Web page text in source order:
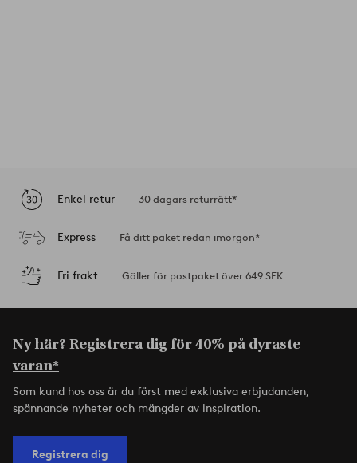
Enkel retur 30 dagars returrätt*
Express Få ditt paket redan imorgon*
Fri frakt Gäller för postpaket över 649 SEK
Ny här? Registrera dig för40% på dyraste
varan*
Som kund hos oss är du först med exklusiva erbjudanden,
spännande nyheter och mängder av inspiration.
Registrera dig